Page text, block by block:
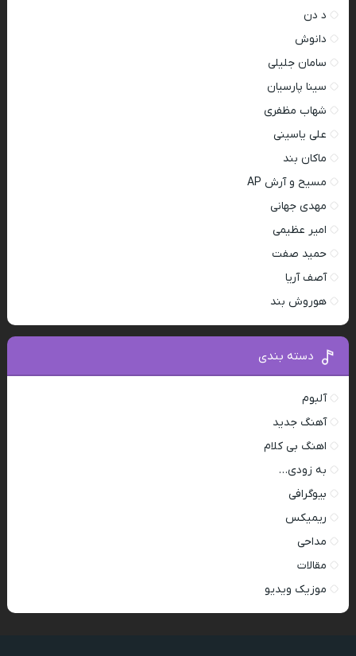
د دن
دانوش
سامان جلیلی
سینا پارسیان
شهاب مظفری
علی یاسینی
ماکان بند
مسیح و آرش AP
مهدی جهانی
امیر عظیمی
حمید صفت
آصف آریا
هوروش بند
دسته بندی
آلبوم
آهنگ جدید
اهنگ بی کلام
به زودی…
بیوگرافی
ریمیکس
مداحی
مقالات
موزیک ویدیو